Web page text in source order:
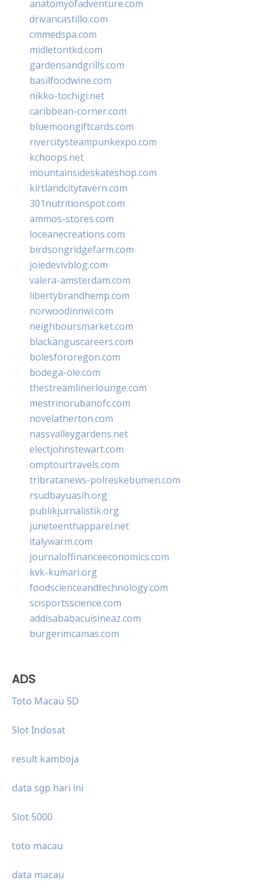
anatomyofadventure.com
drivancastillo.com
cmmedspa.com
midletontkd.com
gardensandgrills.com
basilfoodwine.com
nikko-tochigi.net
caribbean-corner.com
bluemoongiftcards.com
rivercitysteampunkexpo.com
kchoops.net
mountainsideskateshop.com
kirtlandcitytavern.com
301nutritionspot.com
ammos-stores.com
loceanecreations.com
birdsongridgefarm.com
joiedevivblog.com
valera-amsterdam.com
libertybrandhemp.com
norwoodinnwi.com
neighboursmarket.com
blackanguscareers.com
bolesfororegon.com
bodega-ole.com
thestreamlinerlounge.com
mestrinorubanofc.com
novelatherton.com
nassvalleygardens.net
electjohnstewart.com
omptourtravels.com
tribratanews-polreskebumen.com
rsudbayuasih.org
publikjurnalistik.org
juneteenthapparel.net
italywarm.com
journaloffinanceeconomics.com
kvk-kumari.org
foodscienceandtechnology.com
scisportsscience.com
addisababacuisineaz.com
burgerimcamas.com
ADS
Toto Macau 5D
Slot Indosat
result kamboja
data sgp hari ini
Slot 5000
toto macau
data macau